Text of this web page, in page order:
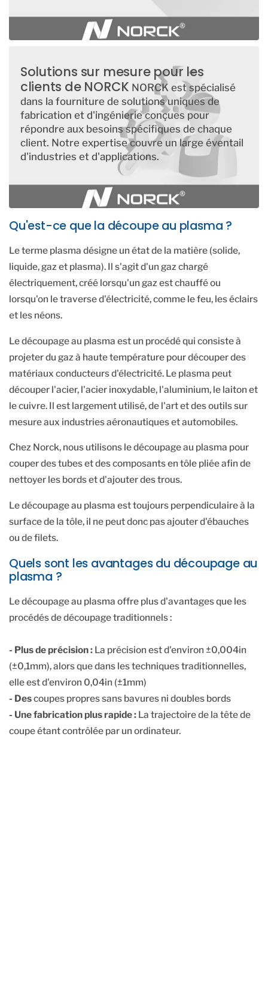
Solutions sur mesure pour les
clients de NORCK NORCK est spécialisé
dans la fourniture de solutions uniques de
fabrication et d'ingénierie conçues pour
répondre aux besoins spécifiques de chaque
client. Notre expertise couvre un large éventail
d'industries et d'applications.
Qu'est-ce que la découpe au plasma ?
Le terme plasma désigne un état de la matière (solide,
liquide, gaz et plasma). Il s'agit d'un gaz chargé
électriquement, créé lorsqu'un gaz est chauffé ou
lorsqu'on le traverse d'électricité, comme le feu, les éclairs
et les néons.
Le découpage au plasma est un procédé qui consiste à
projeter du gaz à haute température pour découper des
matériaux conducteurs d'électricité. Le plasma peut
découper l'acier, l'acier inoxydable, l'aluminium, le laiton et
le cuivre. Il est largement utilisé, de l'art et des outils sur
mesure aux industries aéronautiques et automobiles.
Chez Norck, nous utilisons le découpage au plasma pour
couper des tubes et des composants en tôle pliée afin de
nettoyer les bords et d'ajouter des trous.
Le découpage au plasma est toujours perpendiculaire à la
surface de la tôle, il ne peut donc pas ajouter d'ébauches
ou de filets.
Quels sont les avantages du découpage au
plasma ?
Le découpage au plasma offre plus d'avantages que les
procédés de découpage traditionnels :
- Plus de précision : La précision est d'environ ±0,004in
(±0,1mm), alors que dans les techniques traditionnelles,
elle est d'environ 0,04in (±1mm)
- Descoupes propres sans bavures ni doubles bords
- Une fabrication plus rapide : La trajectoire de la tête de
coupe étant contrôlée par un ordinateur.